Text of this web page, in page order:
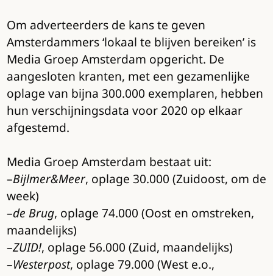
Om adverteerders de kans te geven
Amsterdammers ‘lokaal te blijven bereiken’ is
Media Groep Amsterdam opgericht. De
aangesloten kranten, met een gezamenlijke
oplage van bijna 300.000 exemplaren, hebben
hun verschijningsdata voor 2020 op elkaar
afgestemd.
Media Groep Amsterdam bestaat uit:
–Bijlmer&Meer, oplage 30.000 (Zuidoost, om de
week)
–de Brug, oplage 74.000 (Oost en omstreken,
maandelijks)
–ZUID!, oplage 56.000 (Zuid, maandelijks)
–Westerpost, oplage 79.000 (West e.o.,